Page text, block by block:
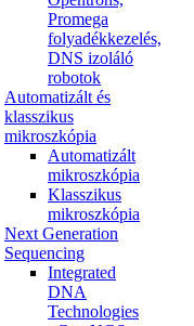
Promega
folyadékkezelés,
DNS izoláló
robotok
Automatizált és
klasszikus
mikroszkópia
Automatizált
mikroszkópia
Klasszikus
mikroszkópia
Next Generation
Sequencing
Integrated
DNA
Technologies